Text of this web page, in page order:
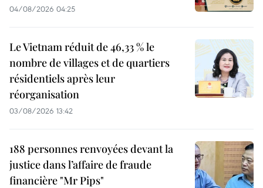
04/08/2026 04:25
Le Vietnam réduit de 46,33 % le
nombre de villages et de quartiers
résidentiels après leur
réorganisation
03/08/2026 13:42
188 personnes renvoyées devant la
justice dans l’affaire de fraude
financière "Mr Pips"